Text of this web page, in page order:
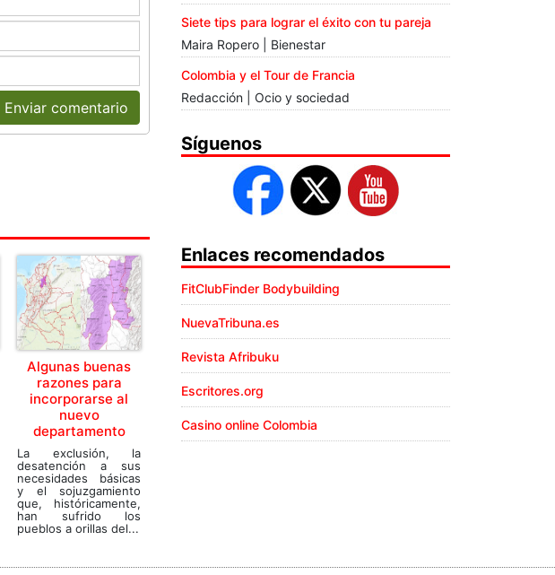
Enviar comentario
Algunas buenas
razones para
incorporarse al
nuevo
departamento
La exclusión, la
desatención a sus
necesidades básicas
y el sojuzgamiento
que, históricamente,
han sufrido los
pueblos a orillas del...
Siete tips para lograr el éxito con tu pareja
Maira Ropero | Bienestar
Colombia y el Tour de Francia
Redacción | Ocio y sociedad
Síguenos
Enlaces recomendados
FitClubFinder Bodybuilding
NuevaTribuna.es
Revista Afribuku
Escritores.org
Casino online Colombia